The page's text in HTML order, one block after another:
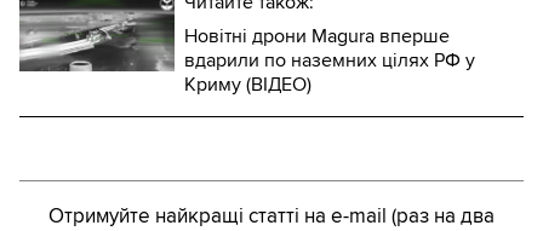
Новітні дрони Magura вперше
вдарили по наземних цілях РФ у
Криму (ВІДЕО)
Отримуйте найкращі статті на e-mail (раз на два